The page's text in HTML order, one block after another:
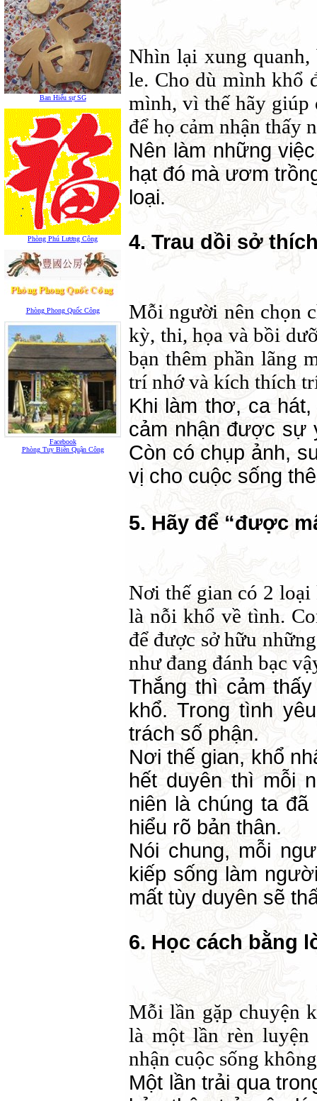
Ban Hiếu sự SG
Phòng Phú Lương Công
Phòng Phong Quốc Công
Facebook
Phòng Tuy Biên Quận Công
Nhìn lại xung quanh,
le. Cho dù mình khổ
mình, vì thế hãy giúp
để họ cảm nhận thấy
Nên làm những
hạt đó mà ươm
loại.
4. Trau dồi sở
Mỗi người nên chọn
kỳ, thi, họa và bồi
bạn thêm phần lãng
trí nhớ và kích thích
Khi làm thơ, ca
cảm nhận được sự
Còn có chụp ảnh,
vị cho cuộc sống
5. Hãy để “được
Nơi thế gian có 2
là nỗi khổ về tình.
để được sở hữu
như đang đánh bạc
Thắng thì cảm
khổ. Trong tình
trách số phận.
Nơi thế gian, khổ
hết duyên thì mỗi
niên là chúng ta đã
hiểu rõ bản thân.
Nói chung, mỗi
kiếp sống làm
mất tùy duyên sẽ
6. Học cách bằng
Mỗi lần gặp chuyện
là một lần rèn
nhận cuộc sống
Một lần trải qua